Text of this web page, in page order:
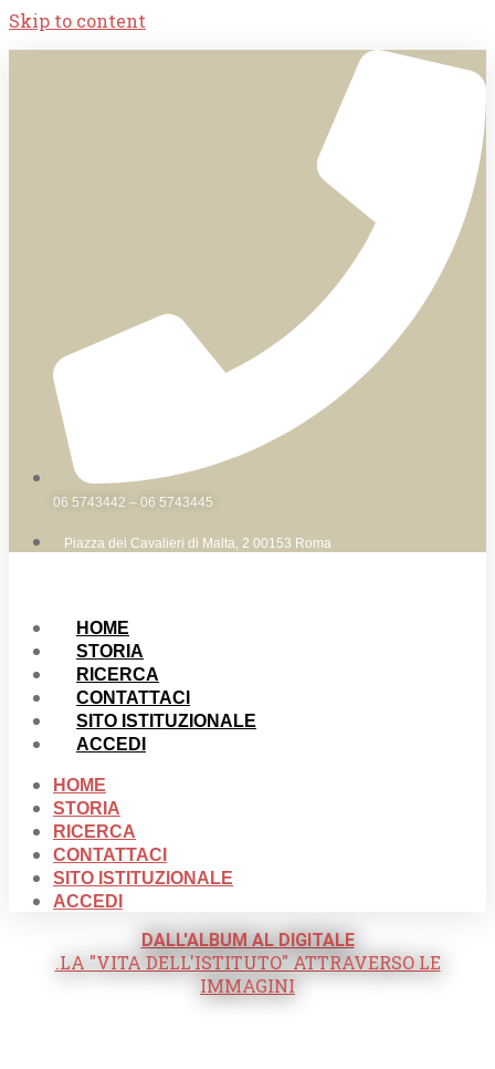
Skip to content
06 5743442 – 06 5743445
Piazza dei Cavalieri di Malta, 2 00153 Roma
HOME
STORIA
RICERCA
CONTATTACI
SITO ISTITUZIONALE
ACCEDI
HOME
STORIA
RICERCA
CONTATTACI
SITO ISTITUZIONALE
ACCEDI
DALL'ALBUM AL DIGITALE
.LA "VITA DELL'ISTITUTO" ATTRAVERSO LE
IMMAGINI